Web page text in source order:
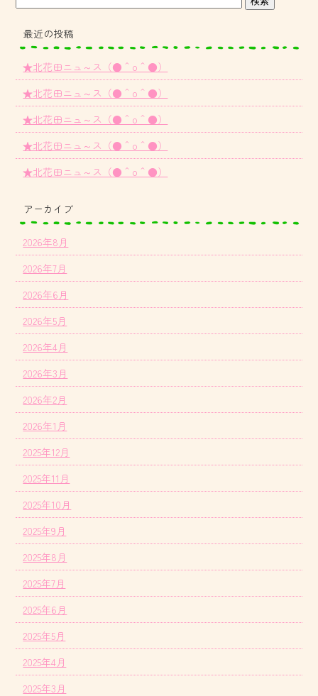
最近の投稿
★北花田ニュ～ス（●＾o＾●）
★北花田ニュ～ス（●＾o＾●）
★北花田ニュ～ス（●＾o＾●）
★北花田ニュ～ス（●＾o＾●）
★北花田ニュ～ス（●＾o＾●）
アーカイブ
2026年8月
2026年7月
2026年6月
2026年5月
2026年4月
2026年3月
2026年2月
2026年1月
2025年12月
2025年11月
2025年10月
2025年9月
2025年8月
2025年7月
2025年6月
2025年5月
2025年4月
2025年3月